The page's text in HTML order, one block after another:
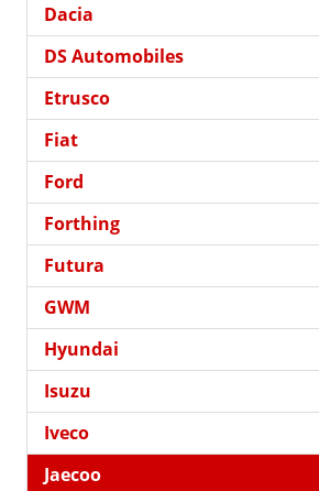
Dacia
DS Automobiles
Etrusco
Fiat
Ford
Forthing
Futura
GWM
Hyundai
Isuzu
Iveco
Jaecoo